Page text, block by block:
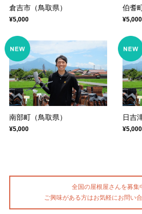
倉吉市（鳥取県）
¥5,000
伯耆
¥5,000
南部町（鳥取県）
¥5,000
日吉
¥5,000
全国の屋根屋さんを募集
ご興味がある方はお気軽にお問い